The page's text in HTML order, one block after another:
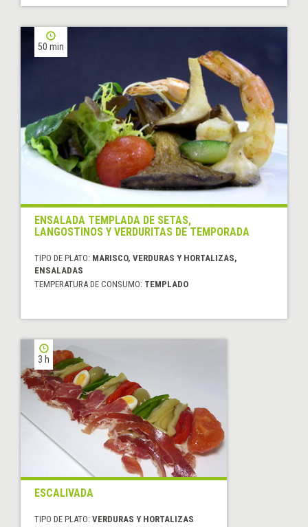
50 min
ENSALADA TEMPLADA DE SETAS,
LANGOSTINOS Y VERDURITAS DE TEMPORADA
TIPO DE PLATO: MARISCO, VERDURAS Y HORTALIZAS,
ENSALADAS
TEMPERATURA DE CONSUMO: TEMPLADO
3 h
ESCALIVADA
TIPO DE PLATO: VERDURAS Y HORTALIZAS